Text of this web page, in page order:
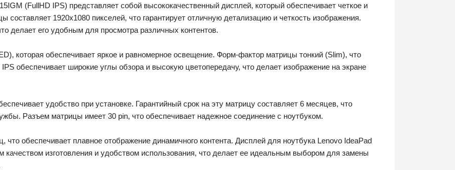
(FullHD IPS) представляет собой высококачественный дисплей, который обеспечивает четкое и
составляет 1920x1080 пикселей, что гарантирует отличную детализацию и четкость изображения.
делает его удобным для просмотра различных контентов.
которая обеспечивает яркое и равномерное освещение. Форм-фактор матрицы тонкий (Slim), что
обеспечивает широкие углы обзора и высокую цветопередачу, что делает изображение на экране
удобство при установке. Гарантийный срок на эту матрицу составляет 6 месяцев, что
Разъем матрицы имеет 30 pin, что обеспечивает надежное соединение с ноутбуком.
что обеспечивает плавное отображение динамичного контента. Дисплей для ноутбука Lenovo IdeaPad
качеством изготовления и удобством использования, что делает ее идеальным выбором для замены